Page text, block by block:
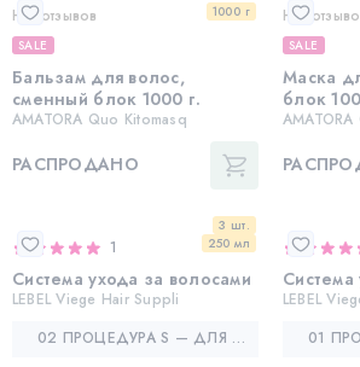
1000 г
Нет отзывов
SALE
Бальзам для волос,
сменный блок 1000 г.
AMATORA Quo Kitomasq
РАСПРОДАНО
Нет
SALE
Маска
блок
3 шт.
250 мл
1
Система ухода за волосами
LEBEL Viege Hair Suppli
02 ПРОЦЕДУРА S — ДЛЯ СМЯГЧЕНИЯ ЖЕСТКИХ И НЕПОСЛУШНЫХ ВОЛОС
Система
LEBEL